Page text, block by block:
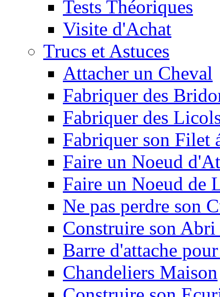
Tests Théoriques
Visite d'Achat
Trucs et Astuces
Attacher un Cheval
Fabriquer des
Fabriquer des
Fabriquer son Filet
Faire un Noeud
Faire un Noeud de
Ne pas perdre son
Construire son
Barre d'attache
Chandeliers Maison